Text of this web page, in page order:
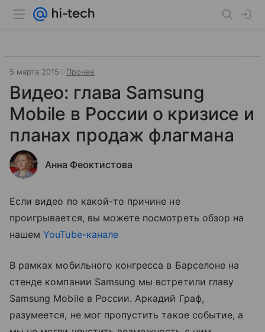
5 марта 2015 Прочее
Видео: глава Samsung
Mobile в России о кризисе и
планах продаж флагмана
Анна Феоктистова
Если видео по какой-то причине не
проигрывается, вы можете посмотреть обзор на
нашемYouTube-канале
В рамках мобильного конгресса в Барселоне на
стенде компании Samsung мы встретили главу
Samsung Mobile в России. Аркадий Граф,
разумеется, не мог пропустить такое событие, а